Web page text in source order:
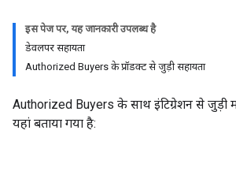
इस पेज पर, यह जानकारी उपलब्ध है
डेवलपर सहायता
Authorized Buyers के प्रॉडक्ट से जुड़ी सहायता
Authorized Buyers के साथ इंटिग्रेशन से जुड़ी
यहां बताया गया है: